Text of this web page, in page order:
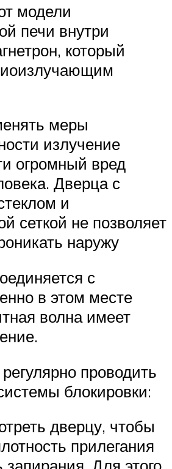
модели
печи внутри
который
меры
излучение
огромный вред
Дверца с
и
сеткой не позволяет
наружу
с
в этом месте
волна имеет
проводить
блокировки:
дверцу, чтобы
прилегания